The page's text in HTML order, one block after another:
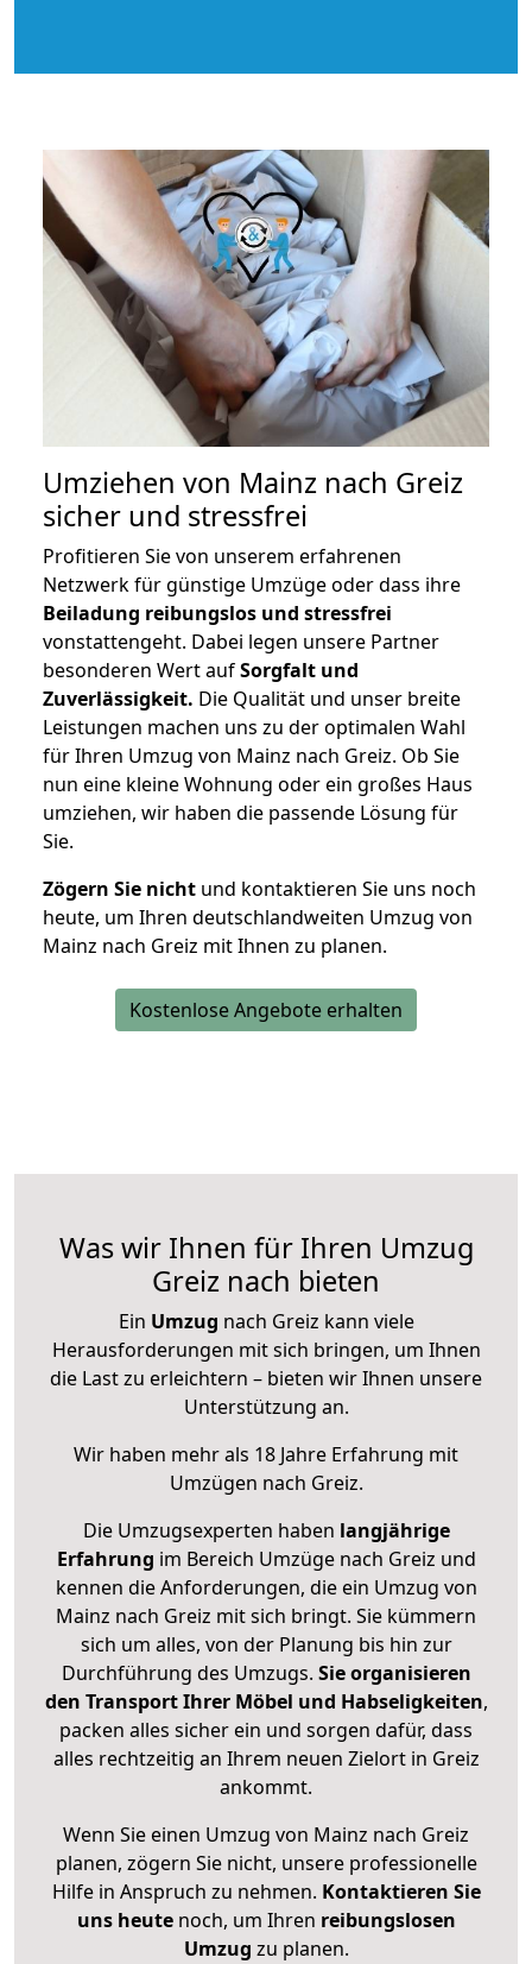
Umziehen von Mainz nach Greiz
sicher und stressfrei
Profitieren Sie von unserem erfahrenen
Netzwerk für günstige Umzüge oder dass ihre
Beiladung reibungslos und stressfrei
vonstattengeht. Dabei legen unsere Partner
besonderen Wert aufSorgfalt und
Zuverlässigkeit. Die Qualität und unser breite
Leistungen machen uns zu der optimalen Wahl
für Ihren Umzug von Mainz nach Greiz. Ob Sie
nun eine kleine Wohnung oder ein großes Haus
umziehen, wir haben die passende Lösung für
Sie.
Zögern Sie nicht und kontaktieren Sie uns noch
heute, um Ihren deutschlandweiten Umzug von
Mainz nach Greiz mit Ihnen zu planen.
Kostenlose Angebote erhalten
Was wir Ihnen für Ihren Umzug
Greiz nach bieten
Ein Umzug nach Greiz kann viele
Herausforderungen mit sich bringen, um Ihnen
die Last zu erleichtern – bieten wir Ihnen unsere
Unterstützung an.
Wir haben mehr als 18 Jahre Erfahrung mit
Umzügen nach Greiz.
Die Umzugsexperten haben langjährige
Erfahrung im Bereich Umzüge nach Greiz und
kennen die Anforderungen, die ein Umzug von
Mainz nach Greiz mit sich bringt. Sie kümmern
sich um alles, von der Planung bis hin zur
Durchführung des Umzugs. Sie organisieren
den Transport Ihrer Möbel und Habseligkeiten,
packen alles sicher ein und sorgen dafür, dass
alles rechtzeitig an Ihrem neuen Zielort in Greiz
ankommt.
Wenn Sie einen Umzug von Mainz nach Greiz
planen, zögern Sie nicht, unsere professionelle
Hilfe in Anspruch zu nehmen. Kontaktieren Sie
uns heutenoch, um Ihren reibungslosen
Umzug zu planen.